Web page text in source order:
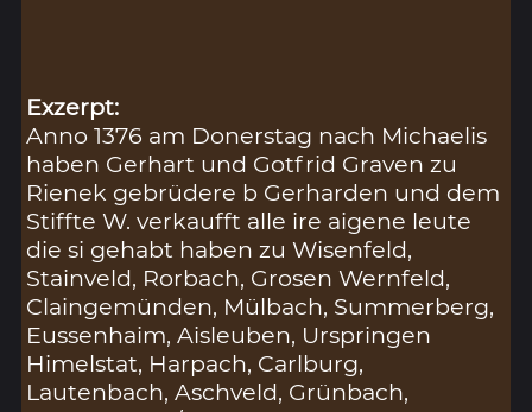
Exzerpt:
Anno 1376 am Donerstag nach Michaelis
haben Gerhart und Gotfrid Graven zu
Rienek gebrüdere b Gerharden und dem
Stiffte W. verkaufft alle ire aigene leute
die si gehabt haben zu Wisenfeld,
Stainveld, Rorbach, Grosen Wernfeld,
Claingemünden, Mülbach, Summerberg,
Eussenhaim, Aisleuben, Urspringen
Himelstat, Harpach, Carlburg,
Lautenbach, Aschveld, Grünbach,